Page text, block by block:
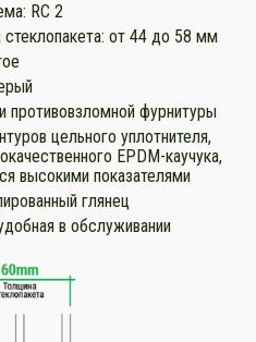
RC 2
от 44 до 58 мм
противовзломной фурнитуры
цельного уплотнителя,
EPDM-каучука,
высокими показателями
глянец
в обслуживании